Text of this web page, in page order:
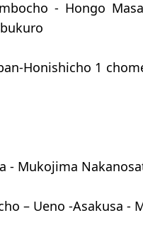
- Hongo
Honishicho 1
- Mukojima
– Ueno -Asakusa -